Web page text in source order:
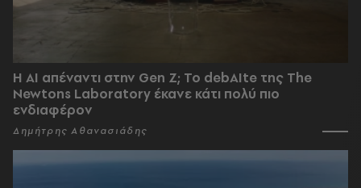
Η AI απέναντι στην Gen Z; Το debAIte της The
Newtons Laboratory έκανε κάτι πολύ πιο
ενδιαφέρον
Δημήτρης Αθανασιάδης